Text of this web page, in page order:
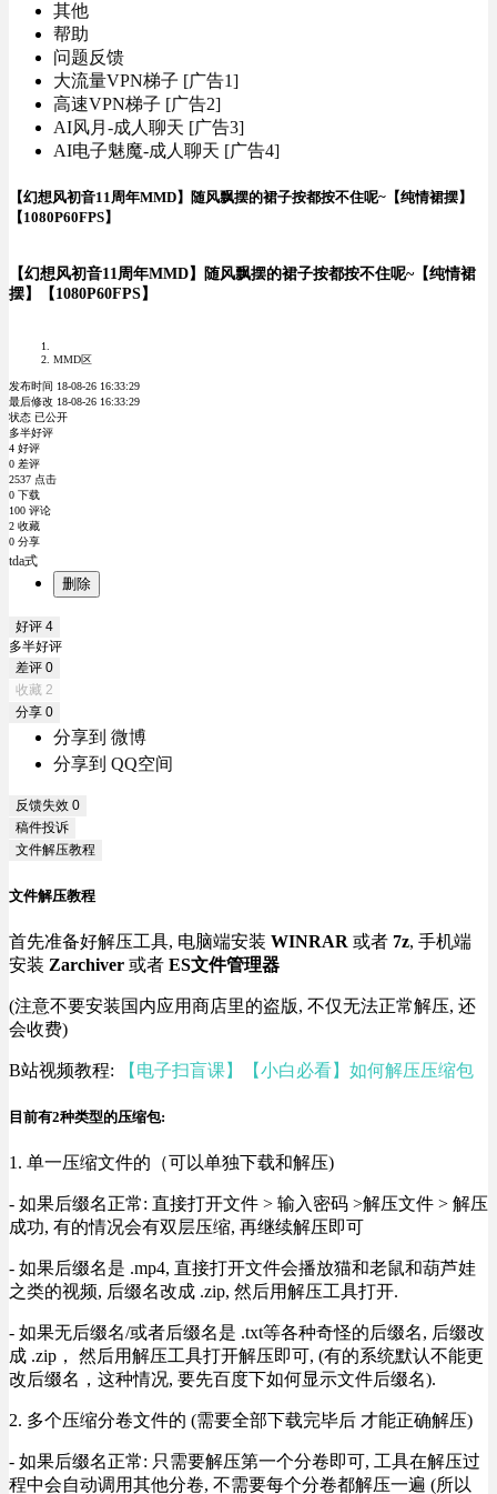
其他
帮助
问题反馈
大流量VPN梯子 [广告1]
高速VPN梯子 [广告2]
AI风月-成人聊天 [广告3]
AI电子魅魔-成人聊天 [广告4]
【幻想风初音11周年MMD】随风飘摆的裙子按都按不住呢~【纯情裙摆】
【1080P60FPS】
【幻想风初音11周年MMD】随风飘摆的裙子按都按不住呢~【纯情裙
摆】【1080P60FPS】
MMD区
发布时间 18-08-26 16:33:29
最后修改 18-08-26 16:33:29
状态 已公开
多半好评
4 好评
0 差评
2537 点击
0 下载
100 评论
2 收藏
0 分享
tda式
删除
好评 4
多半好评
差评 0
收藏 2
分享 0
分享到 微博
分享到 QQ空间
反馈失效 0
稿件投诉
文件解压教程
文件解压教程
首先准备好解压工具, 电脑端安装 WINRAR 或者 7z, 手机端
安装 Zarchiver 或者 ES文件管理器
(注意不要安装国内应用商店里的盗版, 不仅无法正常解压, 还
会收费)
B站视频教程: 【电子扫盲课】【小白必看】如何解压压缩包
目前有2种类型的压缩包:
1. 单一压缩文件的（可以单独下载和解压)
- 如果后缀名正常: 直接打开文件 > 输入密码 >解压文件 > 解压
成功, 有的情况会有双层压缩, 再继续解压即可
- 如果后缀名是 .mp4, 直接打开文件会播放猫和老鼠和葫芦娃
之类的视频, 后缀名改成 .zip, 然后用解压工具打开.
- 如果无后缀名/或者后缀名是 .txt等各种奇怪的后缀名, 后缀改
成 .zip， 然后用解压工具打开解压即可, (有的系统默认不能更
改后缀名，这种情况, 要先百度下如何显示文件后缀名).
2. 多个压缩分卷文件的 (需要全部下载完毕后 才能正确解压)
- 如果后缀名正常: 只需要解压第一个分卷即可, 工具在解压过
程中会自动调用其他分卷, 不需要每个分卷都解压一遍 (所以